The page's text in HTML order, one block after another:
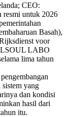
CEO:
resmi untuk 2026
Basah),
voor
LABO
lima tahun
yang
dan kondisi
hasil dari
itu.